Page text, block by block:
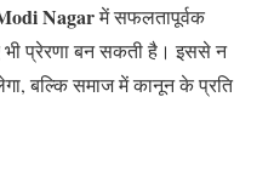
Nagarमें सफलतापूर्वक
भी प्रेरणा बन सकती है। इससे न
बल्कि समाज में कानून के प्रति